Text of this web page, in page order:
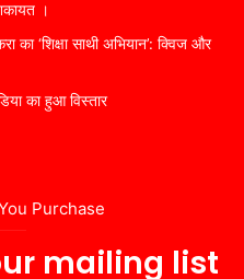
।
का ‘शिक्षा साथी अभियान’: क्विज और
का हुआ विस्तार
Purchase
mailing list